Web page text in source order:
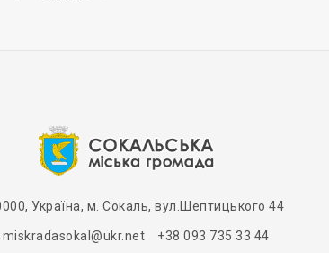
Україна, м. Сокаль, вул.Шептицького 44
miskradasokal@ukr.net +38 093 735 33 44